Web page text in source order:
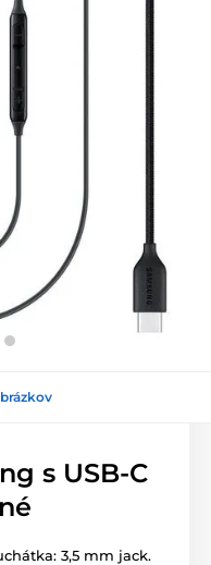
s USB-C
3,5 mm jack.